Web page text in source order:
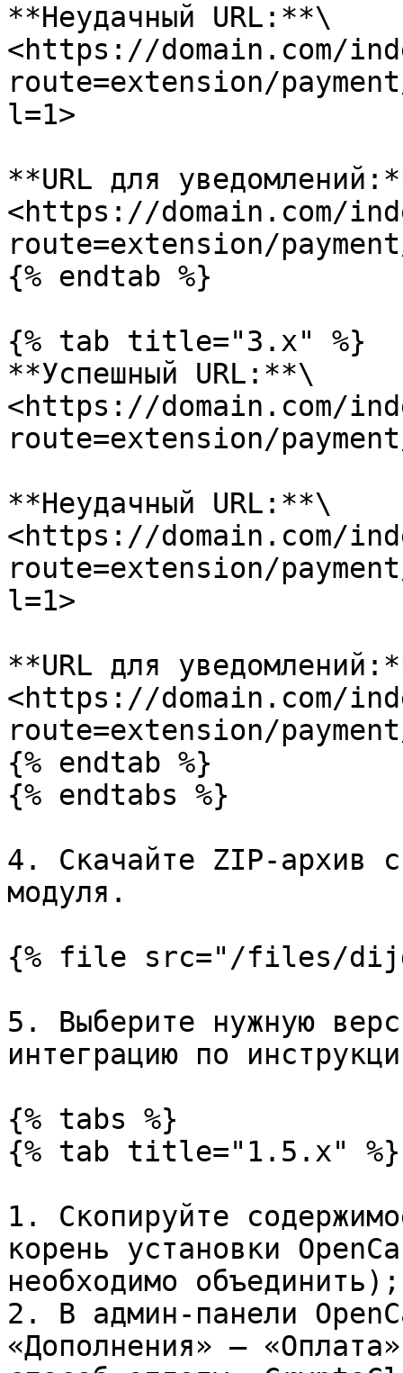
**Неудачный URL:**\
<https://domain.com/
route=extension/
l=1>
**URL для
<https://domain.com/
route=extension/
{% endtab %}
{% tab title="3.x" %}
**Успешный URL:**\
<https://domain.com/
route=extension/
**Неудачный URL:**\
<https://domain.com/
route=extension/
l=1>
**URL для
<https://domain.com/
route=extension/
{% endtab %}
{% endtabs %}
4. Скачайте ZIP-архив
модуля.
{% file src="/files/
5. Выберите нужную
интеграцию по
{% tabs %}
{% tab title="1.5.x" %}
1. Скопируйте
корень установки
необходимо объединить);
2. В админ-панели
«Дополнения» –